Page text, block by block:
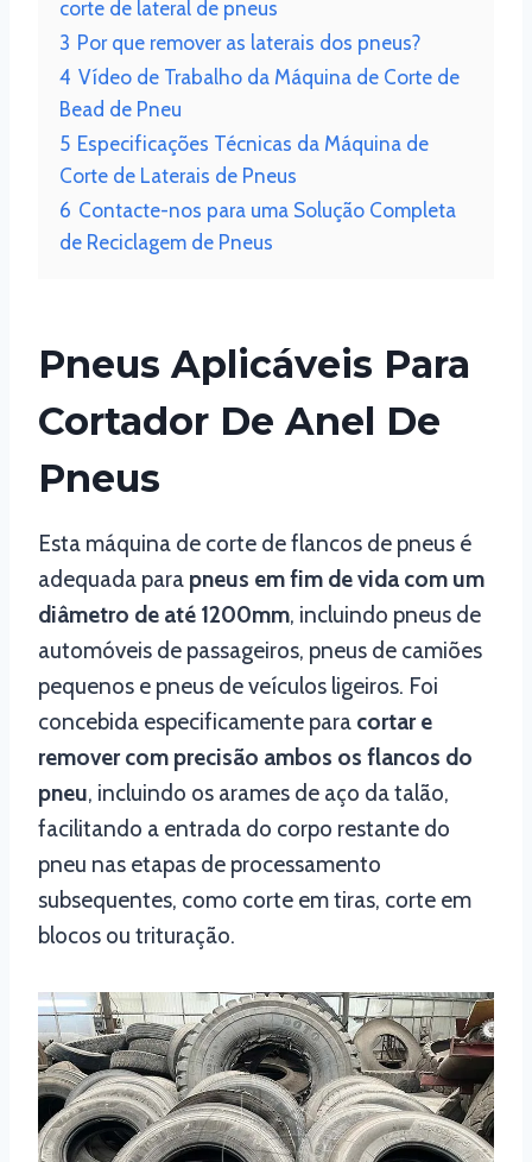
corte de lateral de pneus
3 Por que remover as laterais dos pneus?
4 Vídeo de Trabalho da Máquina de Corte de
Bead de Pneu
5 Especificações Técnicas da Máquina de
Corte de Laterais de Pneus
6 Contacte-nos para uma Solução Completa
de Reciclagem de Pneus
Pneus Aplicáveis Para
Cortador De Anel De
Pneus
Esta máquina de corte de flancos de pneus é
adequada para pneus em fim de vida com um
diâmetro de até 1200mm, incluindo pneus de
automóveis de passageiros, pneus de camiões
pequenos e pneus de veículos ligeiros. Foi
concebida especificamente para cortar e
remover com precisão ambos os flancos do
pneu, incluindo os arames de aço da talão,
facilitando a entrada do corpo restante do
pneu nas etapas de processamento
subsequentes, como corte em tiras, corte em
blocos ou trituração.